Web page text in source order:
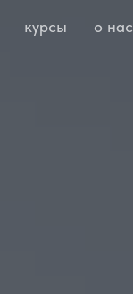
курсы о нас